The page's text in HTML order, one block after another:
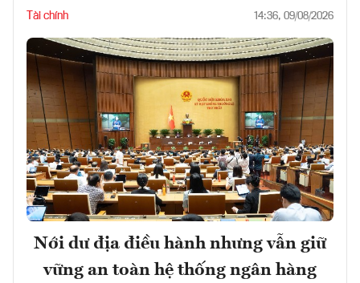
Tài chính 14:36, 09/08/2026
Nới dư địa điều hành nhưng vẫn giữ
vững an toàn hệ thống ngân hàng